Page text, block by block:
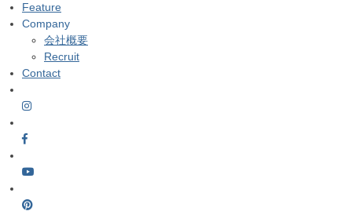
Feature
Company
会社概要
Recruit
Contact